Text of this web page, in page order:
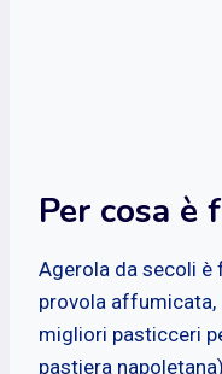
Per cosa è
Agerola da secoli è
provola
migliori pasticceri
pastiera